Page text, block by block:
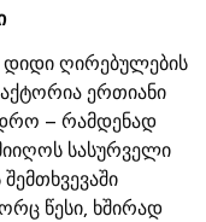
დიდი ღირებულების
ერთიანი
– რამდენად
სასურველი
წესი, ხშირად